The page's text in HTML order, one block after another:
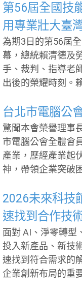
已成為全球城市治
會吸引來自53個國
近16萬，海外企業
科技領域的國際影響力。 展會匯聚中央部會、地
代表、研究機構及
零永續的最新政策
作的
第56屆全國技
用專業壯大臺
為期3日的第56屆
幕，總統賴清德及
手、裁判、指導老
出後的榮耀時刻。
理青年組55個職類
手歷經分區賽及技
臨場應變等多重考
問題能力。 賴總統致詞表示，全國技能競賽是臺灣技能競技的最高殿
堂，雖然獎牌有金
場域上的贏家。每
一個國家，選
台北市電腦公
驚聞本會榮譽理事
市電腦公會全體會員深感震驚與不
產業，歷經產業起
神，帶領企業突破
的辭世，是家屬、
表台北市電腦公會
電全體同仁，致上最深切的
技產業開創新局的
者繼續前行。 敬願黃崇仁董事長安息，並盼家屬及力積電全體同仁節
哀珍重。 台北市電腦公會理事長陳俊聖暨全體理監事、會員及同仁 敬
悼
2026未來科技
速找到合作技
面對 AI、淨零轉型
投入新產品、新技
速找到符合需求的
企業創新布局的重要課題。 為協助企業提升技